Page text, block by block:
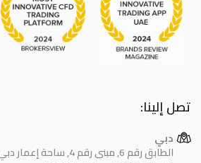
تصل إلينا:
دبي
الطابق رقم 6, مبنى رقم 4, ساحة إعمار دبي